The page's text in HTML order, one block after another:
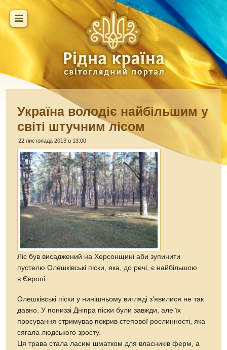
Україна володіє найбільшим у
світі штучним лісом
22 листопада 2013 о 13:00
Ліс був висаджений на Херсонщині аби зупинити
пустелю Олешківські піски, яка, до речі, є найбільшою
в Європі.
Олешківські піски у нинішньому вигляді з’явилися не так
давно. У пониззі Дніпра піски були завжди, але їх
просування стримував покрив степової рослинності, яка
сягала людського зросту.
Ця трава стала ласим шматком для власників ферм, а